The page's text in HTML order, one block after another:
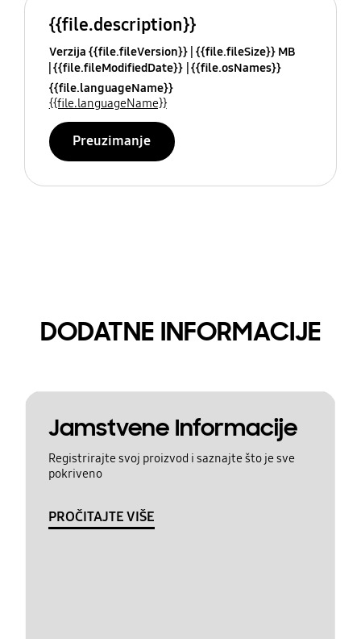
{{file.description}}
Verzija {{file.fileVersion}} {{file.fileSize}} MB
{{file.fileModifiedDate}} {{file.osNames}}
{{file.languageName}}
{{file.languageName}}
Preuzimanje
DODATNE INFORMACIJE
Jamstvene Informacije
Registrirajte svoj proizvod i saznajte što je sve
pokriveno
PROČITAJTE VIŠE